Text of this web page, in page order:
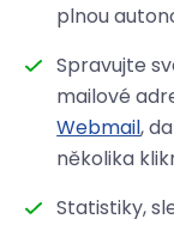
plnou
Spravujte
mailové
Webmail,
několika
Statistiky,